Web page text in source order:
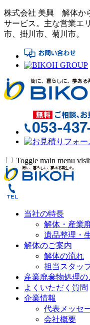
株式会社 美興 解体か
サービス。 主な営業エ
市、掛川市、菊川市。
Toggle main menu
当社の特長
解体・産業
遺品整理・
解体のご案内
解体の流れ
担当スタッ
産業廃棄物処理の
よくいただく質問
企業情報
代表メッセ
会社概要